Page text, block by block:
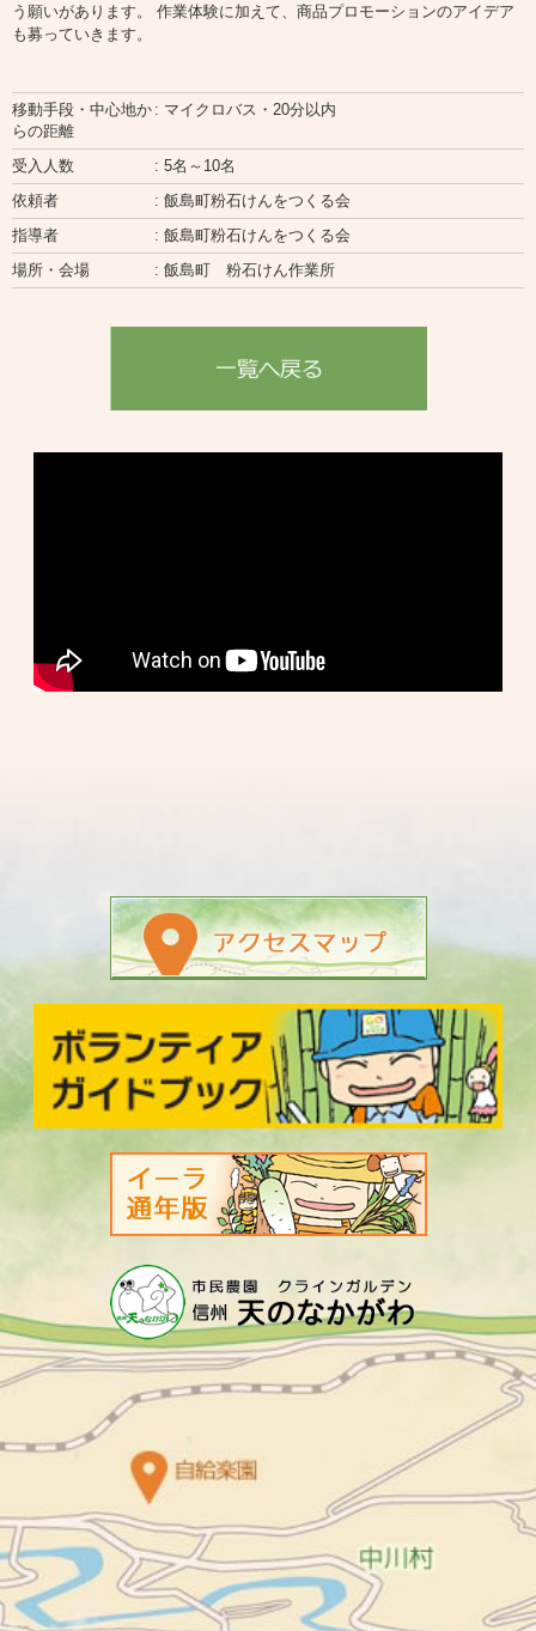
う願いがあります。 作業体験に加えて、商品プロモーションのアイデア
も募っていきます。
移動手段・中心地か
らの距離
: マイクロバス・20分以内
受入人数
: 5名～10名
依頼者
: 飯島町粉石けんをつくる会
指導者
: 飯島町粉石けんをつくる会
場所・会場
: 飯島町 粉石けん作業所